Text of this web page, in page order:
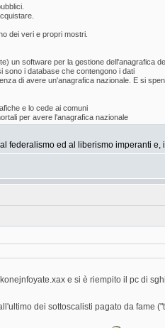
dei veri e propri mostri.
un software per la gestione dell'anagrafica
sono i database che contengono i dati
di avere un'anagrafica nazionale. E si
e lo cede ai comuni
per avere l'anagrafica nazionale
federalismo ed al liberismo imperanti
e si è riempito il pc di
dei sottoscalisti pagato da fame